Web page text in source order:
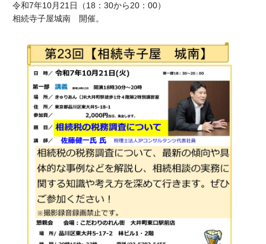
令和7年10月21日（18：30から20：00）
相続寺子屋城南 開催。